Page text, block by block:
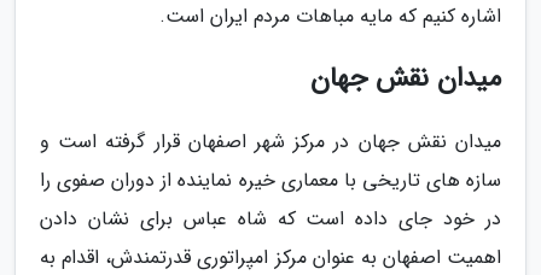
اشاره کنیم که مایه مباهات مردم ایران است.
میدان نقش جهان
میدان نقش جهان در مرکز شهر اصفهان قرار گرفته است و
سازه های تاریخی با معماری خیره نماینده از دوران صفوی را
در خود جای داده است که شاه عباس برای نشان دادن
اهمیت اصفهان به عنوان مرکز امپراتوری قدرتمندش، اقدام به